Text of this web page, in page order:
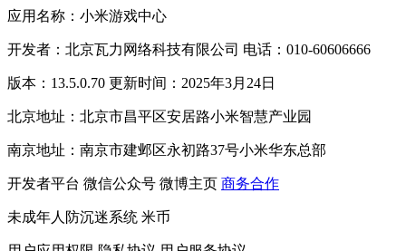
应用名称：小米游戏中心
开发者：北京瓦力网络科技有限公司 电话：010-60606666
版本：13.5.0.70 更新时间：2025年3月24日
北京地址：北京市昌平区安居路小米智慧产业园
南京地址：南京市建邺区永初路37号小米华东总部
开发者平台 微信公众号 微博主页 商务合作
未成年人防沉迷系统 米币